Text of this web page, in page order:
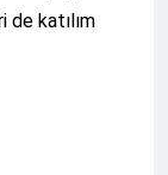
katılım